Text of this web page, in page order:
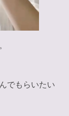
でもらいたい